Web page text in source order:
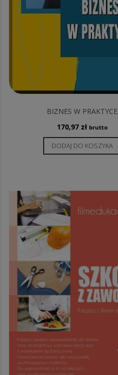
BIZNES W PRAKTYCE
170,97 zł brutto
DODAJ DO KOSZYKA